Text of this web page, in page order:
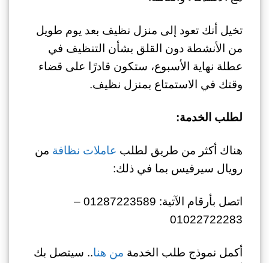
تخيل أنك تعود إلى منزل نظيف بعد يوم طويل
من الأنشطة دون القلق بشأن التنظيف في
عطلة نهاية الأسبوع، ستكون قادرًا على قضاء
وقتك في الاستمتاع بمنزل نظيف.
لطلب الخدمة:
هناك أكثر من طريق لطلب عاملات نظافة من
رويال سيرفيس بما في ذلك:
اتصل بأرقام الآتية: 01287223589 –
01022722283
أكمل نموذج طلب الخدمة من هنا.. سيتصل بك